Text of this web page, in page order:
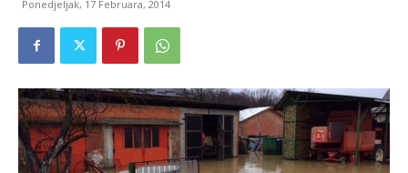
Ponedjeljak, 17 Februara, 2014